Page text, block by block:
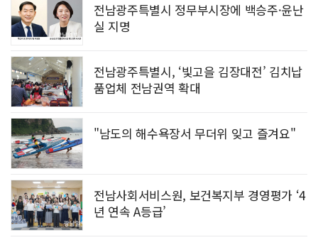
전남광주특별시 정무부시장에 백승주·윤난
실 지명
전남광주특별시, ‘빛고을 김장대전’ 김치납
품업체 전남권역 확대
"남도의 해수욕장서 무더위 잊고 즐겨요"
전남사회서비스원, 보건복지부 경영평가 ‘4
년 연속 A등급’